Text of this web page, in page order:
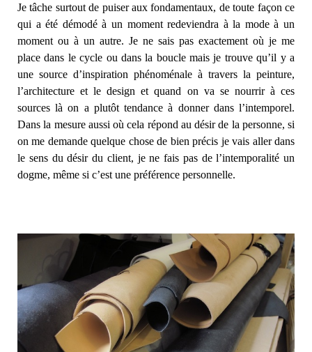
Je tâche surtout de puiser aux fondamentaux, de toute façon ce
qui a été démodé à un moment redeviendra à la mode à un
moment ou à un autre. Je ne sais pas exactement où je me
place dans le cycle ou dans la boucle mais je trouve qu’il y a
une source d’inspiration phénoménale à travers la peinture,
l’architecture et le design et quand on va se nourrir à ces
sources là on a plutôt tendance à donner dans l’intemporel.
Dans la mesure aussi où cela répond au désir de la personne, si
on me demande quelque chose de bien précis je vais aller dans
le sens du désir du client, je ne fais pas de l’intemporalité un
dogme, même si c’est une préférence personnelle.